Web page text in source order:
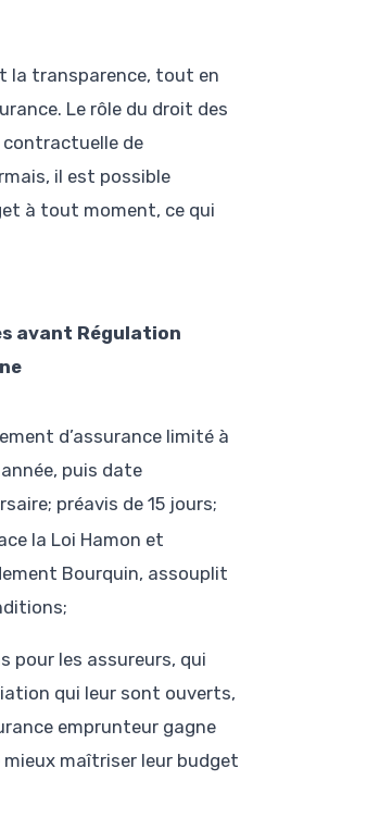
la transparence, tout en
Le rôle du droit des
contractuelle de
il est possible
à tout moment, ce qui
avant Régulation
d’assurance limité à
année, puis date
préavis de 15 jours;
la Loi Hamon et
Bourquin, assouplit
pour les assureurs, qui
qui leur sont ouverts,
emprunteur gagne
maîtriser leur budget